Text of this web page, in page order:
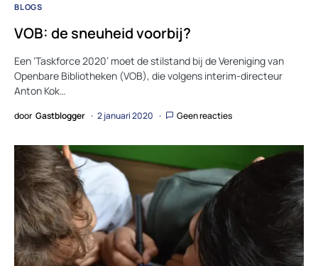
BLOGS
VOB: de sneuheid voorbij?
Een ‘Taskforce 2020’ moet de stilstand bij de Vereniging van
Openbare Bibliotheken (VOB), die volgens interim-directeur
Anton Kok…
door Gastblogger 2 januari 2020 Geen reacties